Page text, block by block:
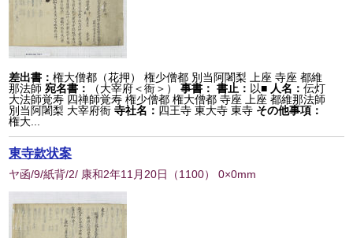
差出書：権大僧都（花押） 権少僧都 別当阿闍梨 上座 寺座 都維
那法師 宛名書： （大宰府＜衙＞） 事書： 書止： 以■ 人名：伝灯
大法師覚寿 四禅師覚寿 権少僧都 権大僧都 寺座 上座 都維那法師
別当阿闍梨 大宰府衙 寺社名： 四王寺 東大寺 東寺 その他事項：
権大...
東寺款状案
ヤ函/9/紙背/2/ 康和2年11月20日 （1100） 0×0mm